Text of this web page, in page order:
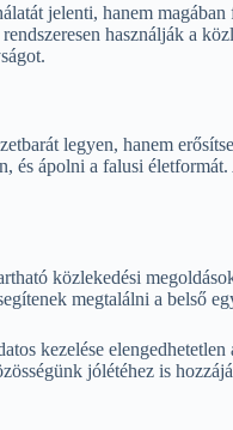
jelenti, hanem
használják a
legyen, hanem
ápolni a falusi
közlekedési
megtalálni a belső
kezelése
jólétéhez is